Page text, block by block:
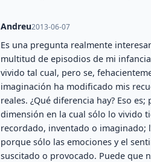
Andreu2013-06-07
Es una pregunta realmente
multitud de episodios de mi
vivido tal cual, pero se,
imaginación ha modificado mis
reales. ¿Qué diferencia hay? Eso
dimensión en la cual sólo lo vivido
recordado, inventado o imaginado;
porque sólo las emociones y el
suscitado o provocado. Puede que